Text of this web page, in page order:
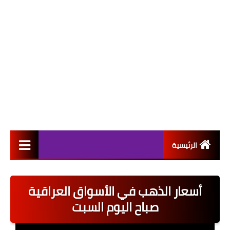
الرئيسية
اخبار القطاع العام
اخبار القطاع الخاص
أسعار الذهب في الأسواق العراقية
صباح اليوم السبت